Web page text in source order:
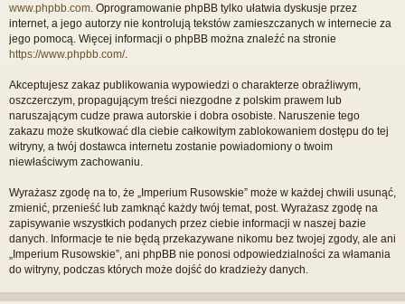
www.phpbb.com . Oprogramowanie phpBB tylko ułatwia dyskusje przez
internet, a jego autorzy nie kontrolują tekstów zamieszczanych w internecie za
jego pomocą. Więcej informacji o phpBB można znaleźć na stronie
https://www.phpbb.com/.
Akceptujesz zakaz publikowania wypowiedzi o charakterze obraźliwym,
oszczerczym, propagującym treści niezgodne z polskim prawem lub
naruszającym cudze prawa autorskie i dobra osobiste. Naruszenie tego
zakazu może skutkować dla ciebie całkowitym zablokowaniem dostępu do tej
witryny, a twój dostawca internetu zostanie powiadomiony o twoim
niewłaściwym zachowaniu.
Wyrażasz zgodę na to, że „Imperium Rusowskie” może w każdej chwili usunąć,
zmienić, przenieść lub zamknąć każdy twój temat, post. Wyrażasz zgodę na
zapisywanie wszystkich podanych przez ciebie informacji w naszej bazie
danych. Informacje te nie będą przekazywane nikomu bez twojej zgody, ale ani
„Imperium Rusowskie”, ani phpBB nie ponosi odpowiedzialności za włamania
do witryny, podczas których może dojść do kradzieży danych.